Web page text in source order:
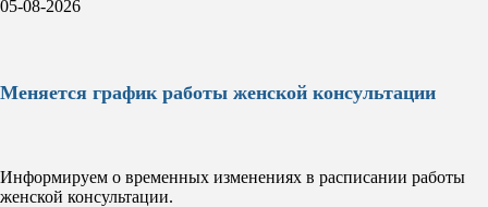
05-08-2026
Меняется график работы женской консультации
Информируем о временных изменениях в расписании работы
женской консультации.